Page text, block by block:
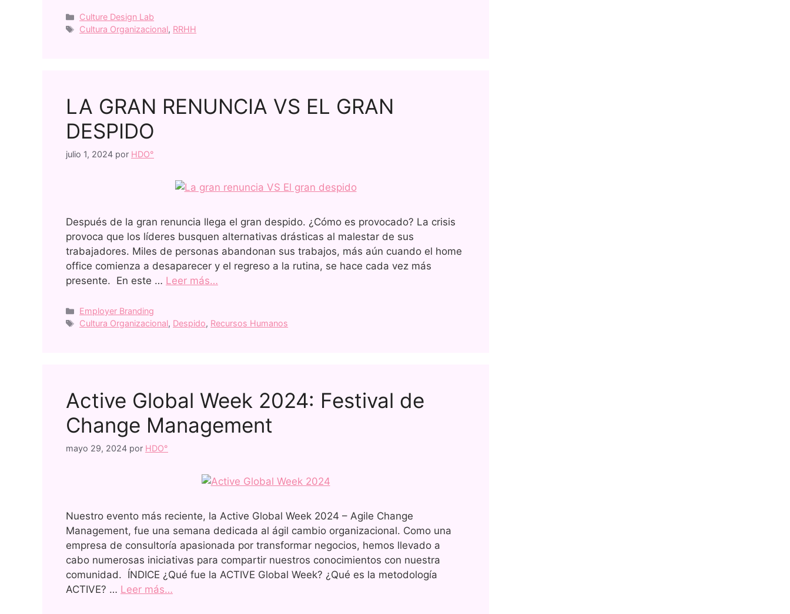
Culture Design Lab
Cultura Organizacional, RRHH
LA GRAN RENUNCIA VS EL GRAN
DESPIDO
julio 1, 2024 por HDO°
Después de la gran renuncia llega el gran despido. ¿Cómo es provocado? La crisis
provoca que los líderes busquen alternativas drásticas al malestar de sus
trabajadores. Miles de personas abandonan sus trabajos, más aún cuando el home
office comienza a desaparecer y el regreso a la rutina, se hace cada vez más
presente. En este … Leer más…
Employer Branding
Cultura Organizacional, Despido, Recursos Humanos
Active Global Week 2024: Festival de
Change Management
mayo 29, 2024 por HDO°
Nuestro evento más reciente, la Active Global Week 2024 – Agile Change
Management, fue una semana dedicada al ágil cambio organizacional. Como una
empresa de consultoría apasionada por transformar negocios, hemos llevado a
cabo numerosas iniciativas para compartir nuestros conocimientos con nuestra
comunidad. ÍNDICE ¿Qué fue la ACTIVE Global Week? ¿Qué es la metodología
ACTIVE? … Leer más…